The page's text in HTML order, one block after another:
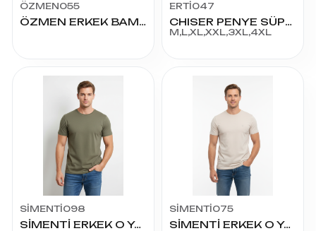
ÖZMEN055
ÖZMEN ERKEK BAMBU SNIKIRS
ERTİ047
CHISER PENYE SÜPREM BİS YAKA K.KOL TSHIRT
M,L,XL,XXL,3XL,4XL
SİMENTİ098
SİMENTİ ERKEK O YAKA SÜPREM EKSTRA BATTAL TİŞÖRT
SİMENTİ075
SİMENTİ ERKEK O YAKA SÜPREM BATTAL TİŞÖRT